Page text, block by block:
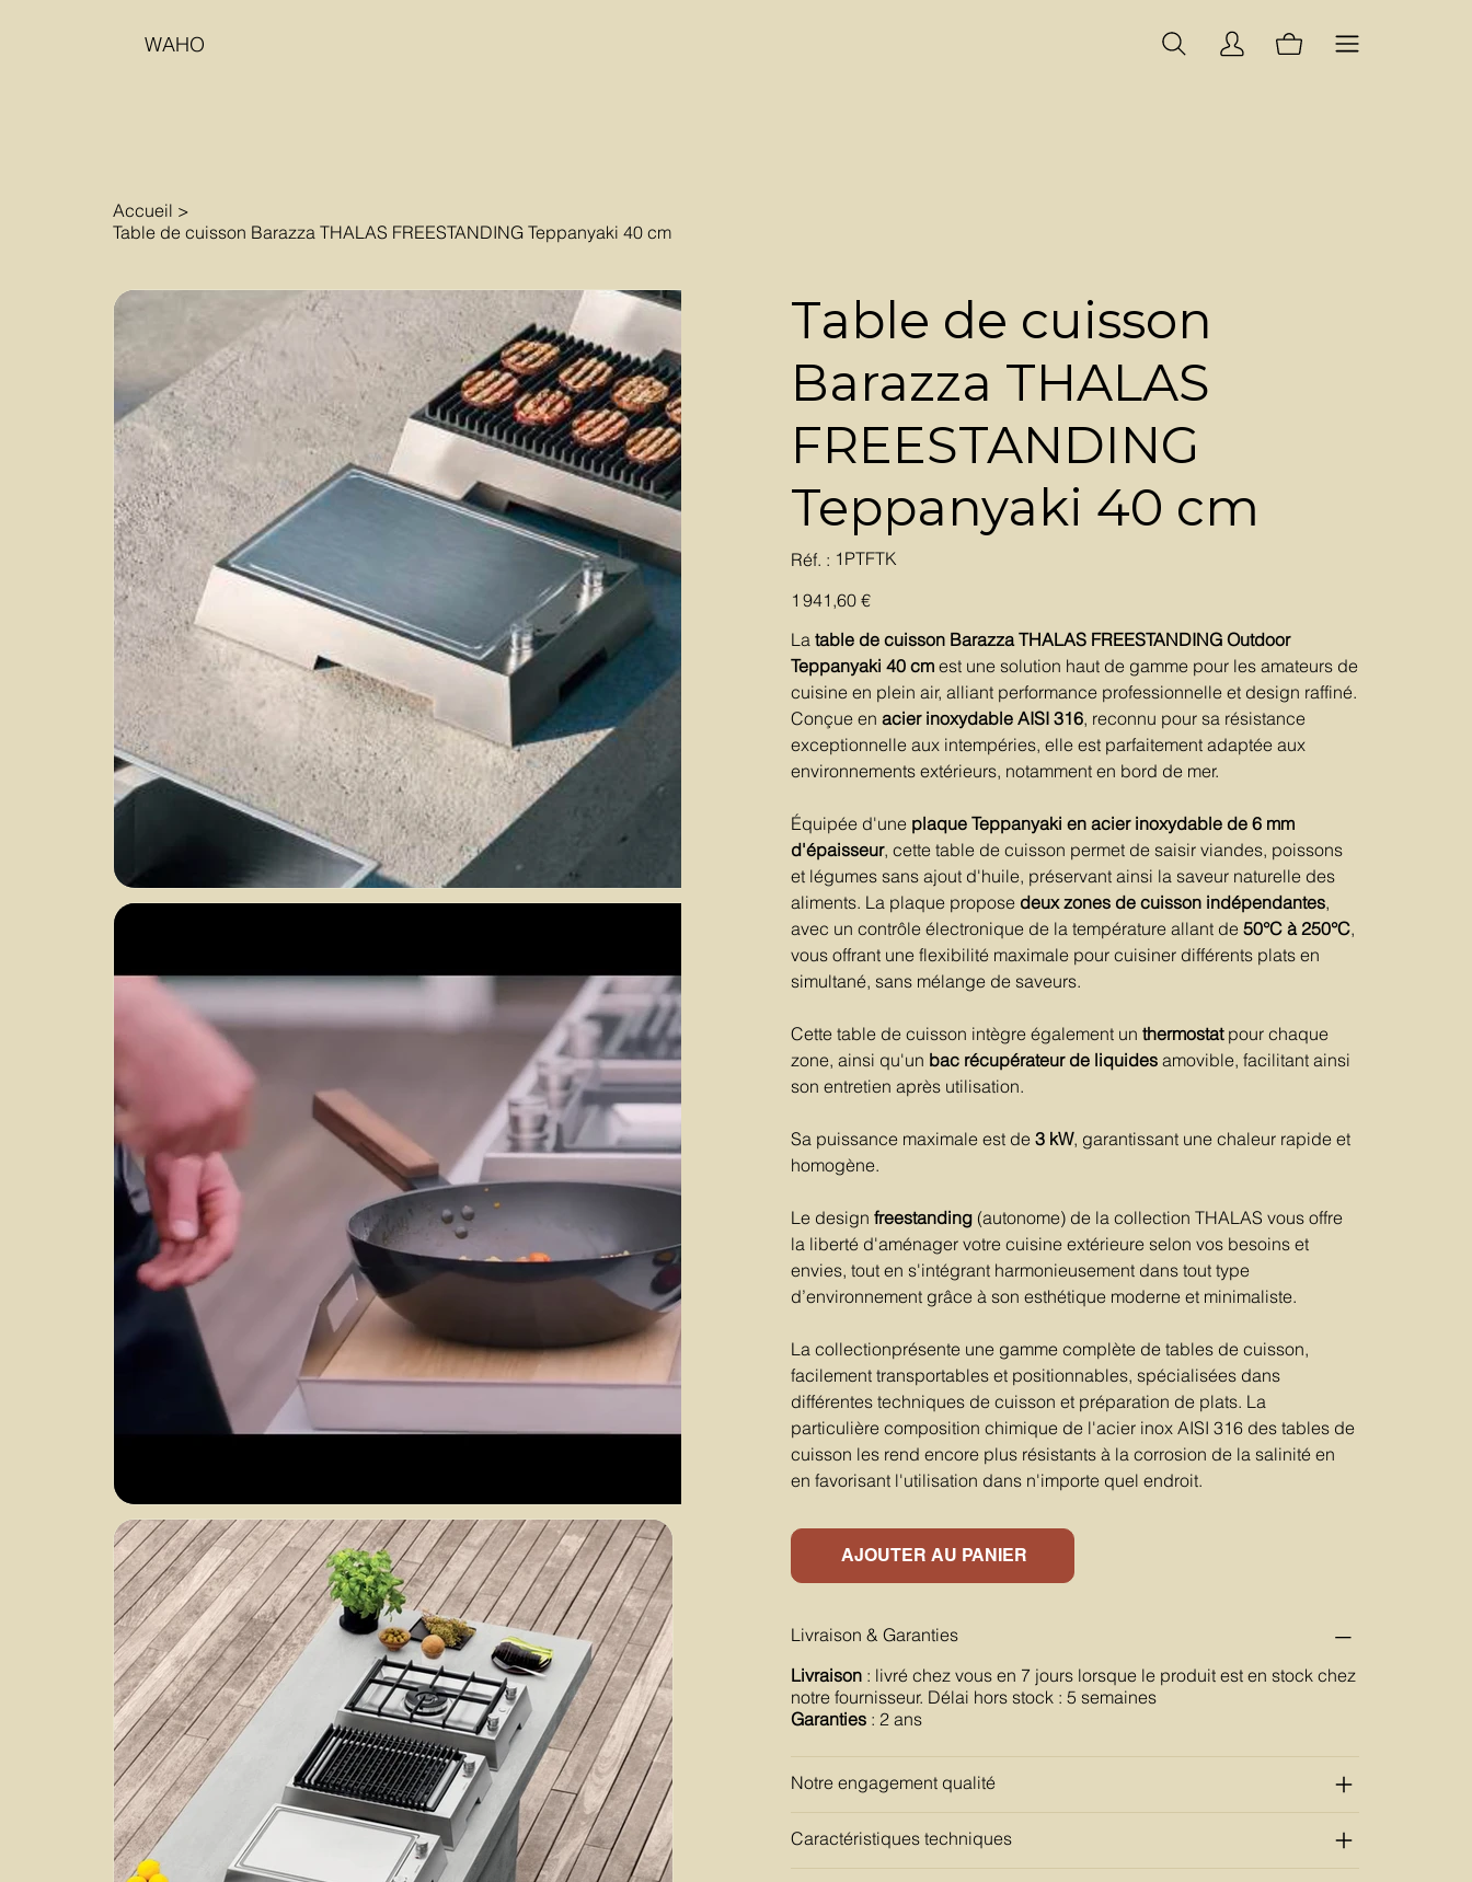
WAHO
Accueil >
Table de cuisson Barazza THALAS FREESTANDING Teppanyaki 40 cm
Table de cuisson
Barazza THALAS
FREESTANDING
Teppanyaki 40 cm
Réf. :
SKU
1PTFTK
1PTFTK
Prix
1 941,60 €
La table de cuisson Barazza THALAS FREESTANDING Outdoor
Teppanyaki 40 cm est une solution haut de gamme pour les amateurs de
cuisine en plein air, alliant performance professionnelle et design raffiné.
Conçue en acier inoxydable AISI 316, reconnu pour sa résistance
exceptionnelle aux intempéries, elle est parfaitement adaptée aux
environnements extérieurs, notamment en bord de mer.
Équipée d'une plaque Teppanyaki en acier inoxydable de 6 mm
d'épaisseur, cette table de cuisson permet de saisir viandes, poissons
et légumes sans ajout d'huile, préservant ainsi la saveur naturelle des
aliments. La plaque propose deux zones de cuisson indépendantes,
avec un contrôle électronique de la température allant de 50°C à 250°C,
vous offrant une flexibilité maximale pour cuisiner différents plats en
simultané, sans mélange de saveurs.
Cette table de cuisson intègre également un thermostatpour chaque
zone, ainsi qu'un bac récupérateur de liquides amovible, facilitant ainsi
son entretien après utilisation.
Sa puissance maximale est de 3 kW, garantissant une chaleur rapide et
homogène.
Le design freestanding (autonome) de la collection THALAS vous offre
la liberté d'aménager votre cuisine extérieure selon vos besoins et
envies, tout en s'intégrant harmonieusement dans tout type
d’environnement grâce à son esthétique moderne et minimaliste.
La collectionprésente une gamme complète de tables de cuisson,
facilement transportables et positionnables, spécialisées dans
différentes techniques de cuisson et préparation de plats. La
particulière composition chimique de l'acier inox AISI 316 des tables de
cuisson les rend encore plus résistants à la corrosion de la salinité en
en favorisant l'utilisation dans n'importe quel endroit.
AJOUTER AU PANIER
Livraison & Garanties
Livraison : livré chez vous en 7 jours lorsque le produit est en stock chez
notre fournisseur. Délai hors stock : 5 semaines
Garanties : 2 ans
Notre engagement qualité
Caractéristiques techniques